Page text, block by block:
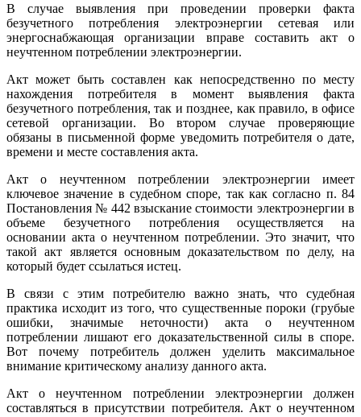
В случае выявления при проведении проверки факта
безучетного потребления электроэнергии сетевая или
энергоснабжающая организации вправе составить акт о
неучтенном потреблении электроэнергии.
Акт может быть составлен как непосредственно по месту
нахождения потребителя в момент выявления факта
безучетного потребления, так и позднее, как правило, в офисе
сетевой организации. Во втором случае проверяющие
обязаны в письменной форме уведомить потребителя о дате,
времени и месте составления акта.
Акт о неучтенном потреблении электроэнергии имеет
ключевое значение в судебном споре, так как согласно п. 84
Постановления № 442 взыскание стоимости электроэнергии в
объеме безучетного потребления осуществляется на
основании акта о неучтенном потреблении. Это значит, что
такой акт является основным доказательством по делу, на
который будет ссылаться истец.
В связи с этим потребителю важно знать, что судебная
практика исходит из того, что существенные пороки (грубые
ошибки, значимые неточности) акта о неучтенном
потреблении лишают его доказательственной силы в споре.
Вот почему потребитель должен уделить максимальное
внимание критическому анализу данного акта.
Акт о неучтенном потреблении электроэнергии должен
составляться в присутствии потребителя. Акт о неучтенном